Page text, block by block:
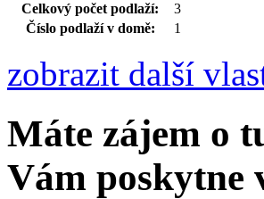
Celkový počet podlaží:
3
Číslo podlaží v domě:
1
zobrazit další
Máte zájem o
Vám poskytne